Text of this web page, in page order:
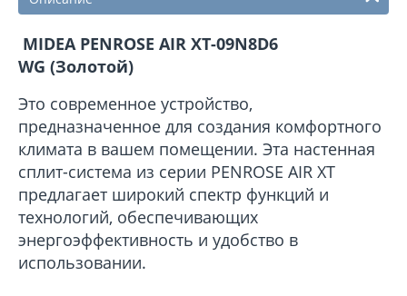
MIDEA PENROSE AIR XT-09N8D6
WG (Золотой)
Это современное устройство,
предназначенное для создания комфортного
климата в вашем помещении. Эта настенная
сплит-система из серии PENROSE AIR XT
предлагает широкий спектр функций и
технологий, обеспечивающих
энергоэффективность и удобство в
использовании.